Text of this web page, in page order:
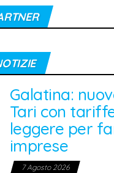
e
a
n
n
Galatina:
Tari con
leggere per
imprese
7 Agosto 2026